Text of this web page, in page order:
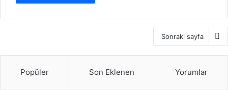
Sonraki sayfa
Popüler Son Eklenen Yorumlar